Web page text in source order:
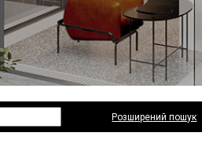
Розширений пошук